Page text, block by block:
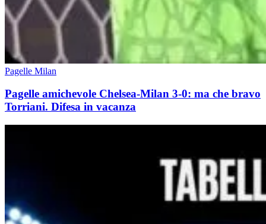
Pagelle Milan
Pagelle amichevole Chelsea-Milan 3-0: ma che bravo
Torriani. Difesa in vacanza